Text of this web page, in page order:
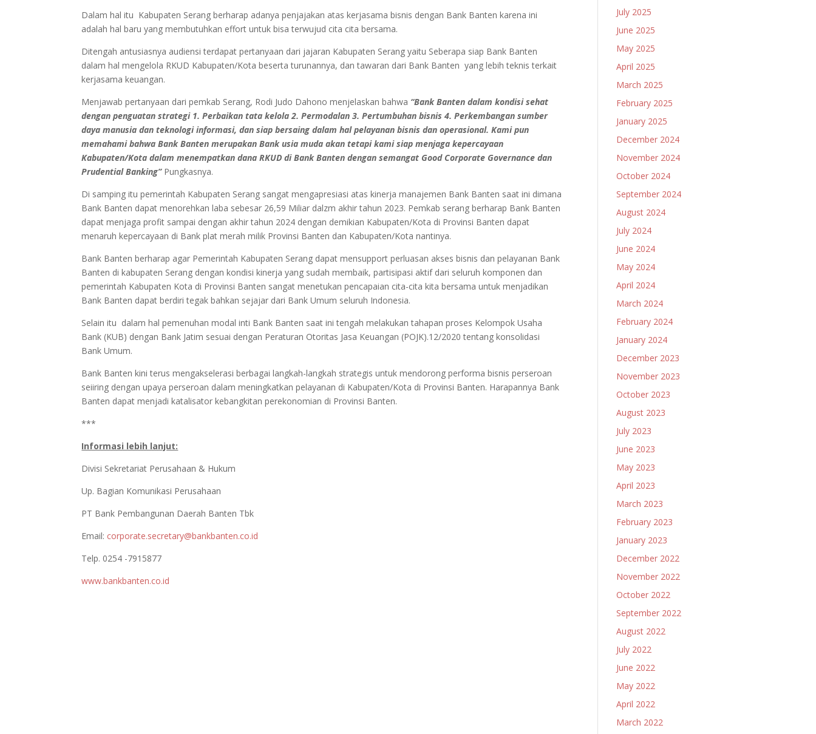
Dalam hal itu Kabupaten Serang berharap adanya penjajakan atas kerjasama bisnis dengan Bank Banten karena ini
adalah hal baru yang membutuhkan effort untuk bisa terwujud cita cita bersama.
Ditengah antusiasnya audiensi terdapat pertanyaan dari jajaran Kabupaten Serang yaitu Seberapa siap Bank Banten
dalam hal mengelola RKUD Kabupaten/Kota beserta turunannya, dan tawaran dari Bank Banten yang lebih teknis terkait
kerjasama keuangan.
Menjawab pertanyaan dari pemkab Serang, Rodi Judo Dahono menjelaskan bahwa “Bank Banten dalam kondisi sehat
dengan penguatan strategi 1. Perbaikan tata kelola 2. Permodalan 3. Pertumbuhan bisnis 4. Perkembangan sumber
daya manusia dan teknologi informasi, dan siap bersaing dalam hal pelayanan bisnis dan operasional. Kami pun
memahami bahwa Bank Banten merupakan Bank usia muda akan tetapi kami siap menjaga kepercayaan
Kabupaten/Kota dalam menempatkan dana RKUD di Bank Banten dengan semangat Good Corporate Governance dan
Prudential Banking” Pungkasnya.
Di samping itu pemerintah Kabupaten Serang sangat mengapresiasi atas kinerja manajemen Bank Banten saat ini dimana
Bank Banten dapat menorehkan laba sebesar 26,59 Miliar dalzm akhir tahun 2023. Pemkab serang berharap Bank Banten
dapat menjaga profit sampai dengan akhir tahun 2024 dengan demikian Kabupaten/Kota di Provinsi Banten dapat
menaruh kepercayaan di Bank plat merah milik Provinsi Banten dan Kabupaten/Kota nantinya.
Bank Banten berharap agar Pemerintah Kabupaten Serang dapat mensupport perluasan akses bisnis dan pelayanan Bank
Banten di kabupaten Serang dengan kondisi kinerja yang sudah membaik, partisipasi aktif dari seluruh komponen dan
pemerintah Kabupaten Kota di Provinsi Banten sangat menetukan pencapaian cita-cita kita bersama untuk menjadikan
Bank Banten dapat berdiri tegak bahkan sejajar dari Bank Umum seluruh Indonesia.
Selain itu dalam hal pemenuhan modal inti Bank Banten saat ini tengah melakukan tahapan proses Kelompok Usaha
Bank (KUB) dengan Bank Jatim sesuai dengan Peraturan Otoritas Jasa Keuangan (POJK).12/2020 tentang konsolidasi
Bank Umum.
Bank Banten kini terus mengakselerasi berbagai langkah-langkah strategis untuk mendorong performa bisnis perseroan
seiiring dengan upaya perseroan dalam meningkatkan pelayanan di Kabupaten/Kota di Provinsi Banten. Harapannya Bank
Banten dapat menjadi katalisator kebangkitan perekonomian di Provinsi Banten.
***
Informasi lebih lanjut:
Divisi Sekretariat Perusahaan & Hukum
Up. Bagian Komunikasi Perusahaan
PT Bank Pembangunan Daerah Banten Tbk
Email: corporate.secretary@bankbanten.co.id
Telp. 0254 -7915877
www.bankbanten.co.id
July 2025
June 2025
May 2025
April 2025
March 2025
February 2025
January 2025
December 2024
November 2024
October 2024
September 2024
August 2024
July 2024
June 2024
May 2024
April 2024
March 2024
February 2024
January 2024
December 2023
November 2023
October 2023
August 2023
July 2023
June 2023
May 2023
April 2023
March 2023
February 2023
January 2023
December 2022
November 2022
October 2022
September 2022
August 2022
July 2022
June 2022
May 2022
April 2022
March 2022